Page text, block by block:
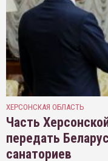
ХЕРСОНСКАЯ ОБЛАСТЬ
Часть
передать
санаториев